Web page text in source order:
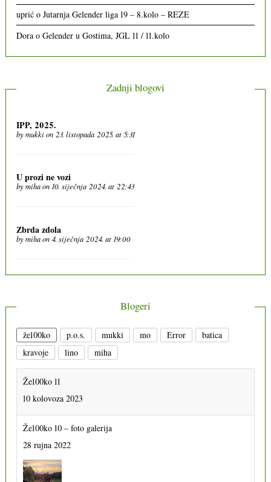
uprić oJutarnja Gelender liga 19 – 8.kolo – REZE
Dora oGelender u Gostima, JGL 11 / 11.kolo
Zadnji blogovi
IPP, 2025.
bymukkion 23. listopada 2025. at 5:31
U prozi ne vozi
bymihaon 10. siječnja 2024. at 22:43
Zbrda zdola
bymihaon 4. siječnja 2024. at 19:00
Blogeri
že100ko p.o.s. mukki mo Error
batica
kravoje
lino miha
Že100ko 10 – foto galerija
28 rujna 2022
Že100ko 11 – foto galerija